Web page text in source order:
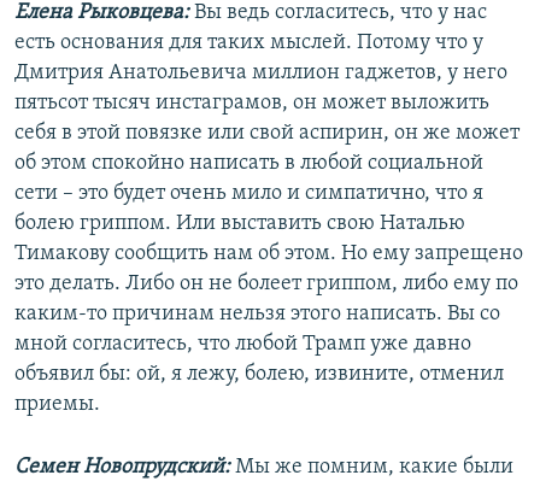
Елена Рыковцева:Вы ведь согласитесь, что у нас
есть основания для таких мыслей. Потому что у
Дмитрия Анатольевича миллион гаджетов, у него
пятьсот тысяч инстаграмов, он может выложить
себя в этой повязке или свой аспирин, он же может
об этом спокойно написать в любой социальной
сети – это будет очень мило и симпатично, что я
болею гриппом. Или выставить свою Наталью
Тимакову сообщить нам об этом. Но ему запрещено
это делать. Либо он не болеет гриппом, либо ему по
каким-то причинам нельзя этого написать. Вы со
мной согласитесь, что любой Трамп уже давно
объявил бы: ой, я лежу, болею, извините, отменил
приемы.
Семен Новопрудский:Мы же помним, какие были